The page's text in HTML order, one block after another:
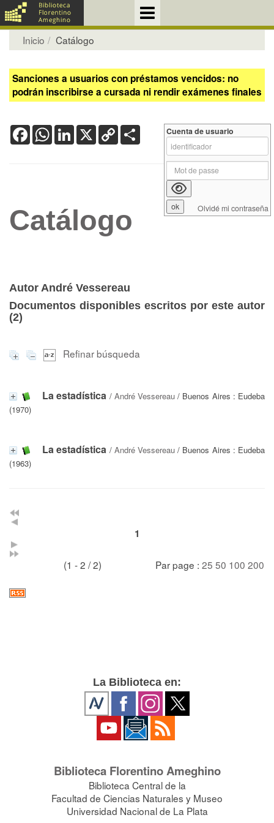
Inicio Catálogo
Sanciones a usuarios con préstamos vencidos: no
podrán inscribirse a cursada ni rendir exámenes finales
FacebookWhatsApp
LinkedIn
X Copy
Link
Catálogo
Autor André Vessereau
Documentos disponibles escritos por este autor
(2)
Refinar búsqueda
La estadística / André Vessereau / Buenos Aires : Eudeba
(1970)
La estadística / André Vessereau / Buenos Aires : Eudeba
(1963)
1
(1 - 2 / 2) Par page : 25 50 100 200
Cuenta de usuario
Olvidé mi contraseña
La Biblioteca en:
Biblioteca Florentino Ameghino
Biblioteca Central de la
Facultad de Ciencias Naturales y Museo
Universidad Nacional de La Plata